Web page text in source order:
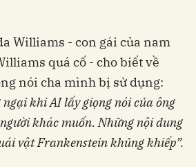
Williams - con gái của nam
quá cố - cho biết về
nói cha mình bị sử dụng:
khi AI lấy giọng nói của ông
khác muốn. Những nội dung
vật Frankenstein khủng khiếp”.